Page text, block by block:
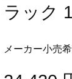
ラック
メーカー小売